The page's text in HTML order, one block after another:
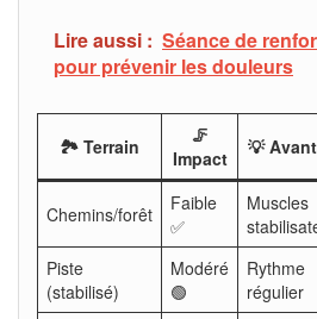
Lire aussi : Séance de
pour prévenir les douleurs
🏞️ Terrain
🦵
Impact
💡
Chemins/forêt
Faible
✅
Muscles
Piste
(stabilisé)
Modéré
🟢
Rythme
régulier